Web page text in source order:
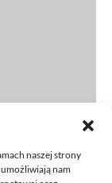
naszej strony
nam